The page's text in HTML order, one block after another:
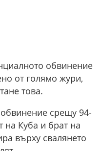
обвинение
от голямо жури,
това.
срещу 94-
Куба и брат на
върху свалянето